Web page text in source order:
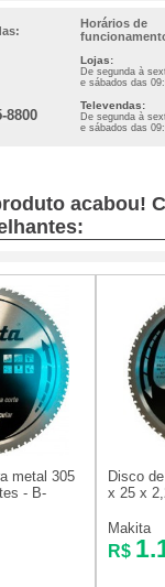
8800
Horários de
Lojas:
De segunda à
e sábados das
Televendas:
De segunda à
e sábados das
acabou!
metal 305
- B-
Disco
x 25 x
Makita
R$